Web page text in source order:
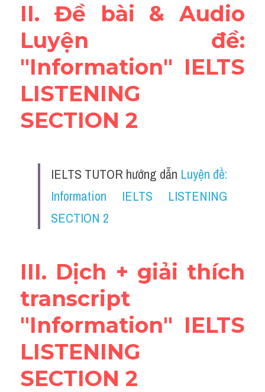
Từ vựng theo tiền tố
Task 1
Ngân hàng đề thi máy
Phân biệt từ
Report đề thi thật IELTS
IELTS Advice
Đề thi thật Task 2
Writing
II. Đề bài & Audio
Luyện đề:
"Information" IELTS
LISTENING
SECTION 2
IELTS TUTOR hướng dẫn Luyện đề:
Information IELTS LISTENING
SECTION 2
III. Dịch + giải thích
transcript
"Information" IELTS
LISTENING
SECTION 2